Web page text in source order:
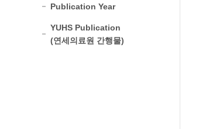
Publication Year
YUHS Publication
(연세의료원 간행물)